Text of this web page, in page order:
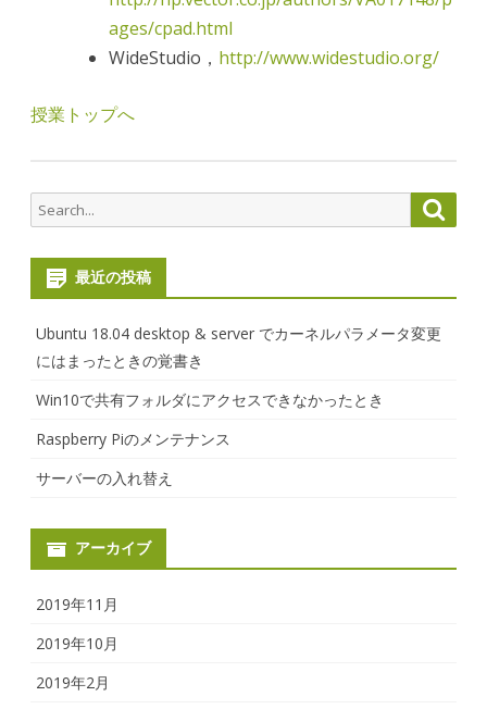
ages/cpad.html
WideStudio， http://www.widestudio.org/
授業トップへ
Search
for:
最近の投稿
Ubuntu 18.04 desktop & server でカーネルパラメータ変更
にはまったときの覚書き
Win10で共有フォルダにアクセスできなかったとき
Raspberry Piのメンテナンス
サーバーの入れ替え
アーカイブ
2019年11月
2019年10月
2019年2月